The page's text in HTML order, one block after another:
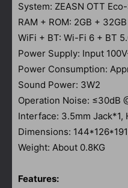
System: ZEASN OTT
RAM + ROM: 2GB + 32GB
WiFi + BT: Wi-Fi 6 + BT
Power Supply: Input
Power Consumption:
Sound Power: 3W2
Operation Noise: ≤30dB
Interface: 3.5mm Jack*1,
Dimensions:
Weight: About 0.8KG
Features: